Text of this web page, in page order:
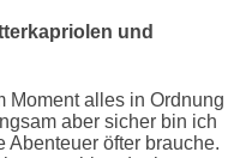
und
Moment alles in Ordnung
aber sicher bin ich
Abenteuer öfter brauche.